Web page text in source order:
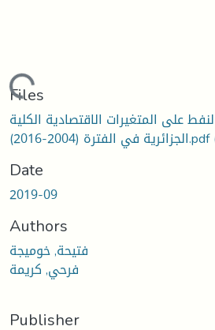
Loading...
Files
على المتغيرات الاقتصادية الكلية
الجزائرية في الفترة (2004-2016).pdf
Date
2019-09
Authors
فتيحة, خوميجة
فرحي, كريمة
Publisher